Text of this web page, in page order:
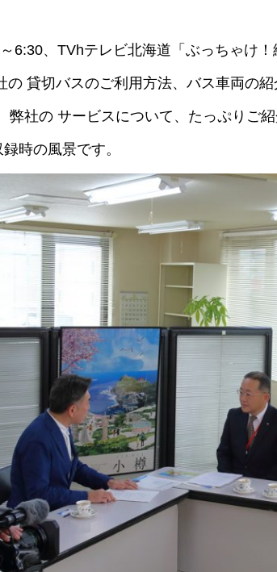
6:30、TVhテレビ北海道「ぶっちゃけ
の 貸切バスのご利用方法、バス車両の
弊社の サービスについて、たっぷりご紹
時の風景です。